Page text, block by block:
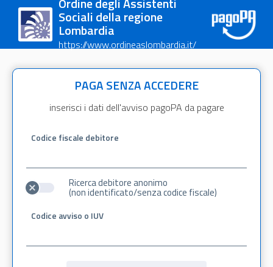
Sociali della regione
Lombardia
https://www.ordineaslombardia.it/
PAGA SENZA ACCEDERE
inserisci i dati dell'avviso pagoPA da pagare
Codice fiscale debitore
Ricerca debitore anonimo
(non identificato/senza codice fiscale)
Codice avviso o IUV